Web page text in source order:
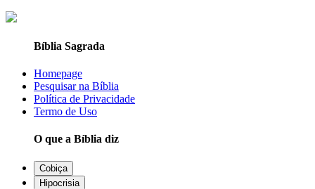
Bíblia Sagrada
Homepage
Pesquisar na Bíblia
Política de Privacidade
Termo de Uso
O que a Bíblia diz
Cobiça
Hipocrisia